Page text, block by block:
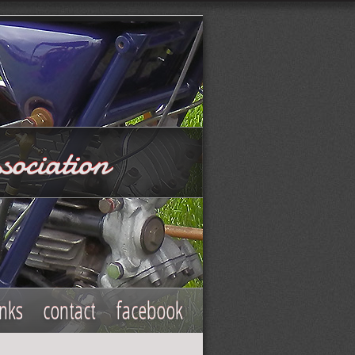
contact facebook